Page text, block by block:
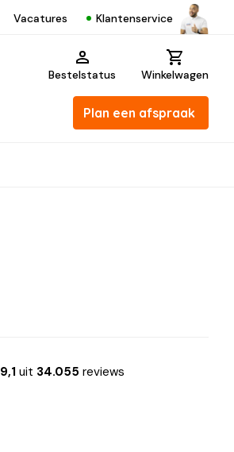
Vacatures Klantenservice
Bestelstatus Winkelwagen
Plan een afspraak
9,1 uit 34.055 reviews